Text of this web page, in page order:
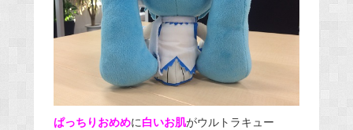
ぱっちりおめめに白いお肌がウルトラキュー